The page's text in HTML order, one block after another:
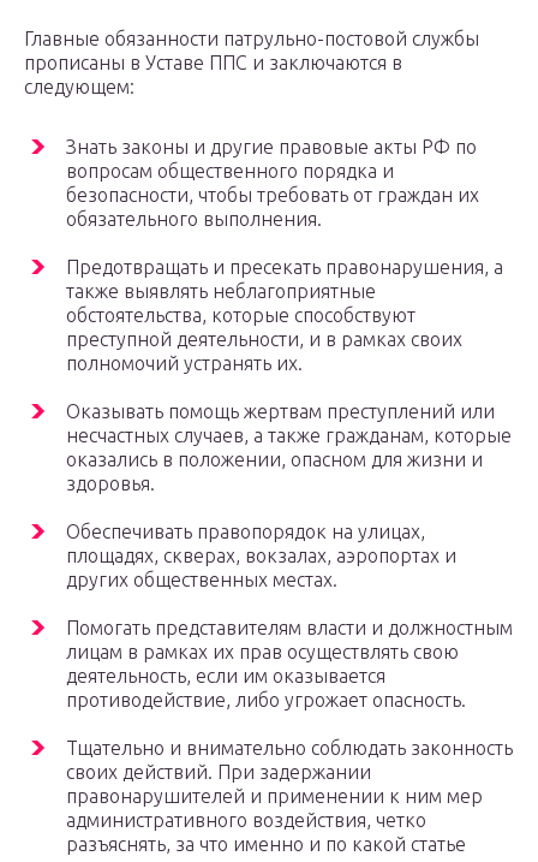
Главные обязанности патрульно-постовой службы
прописаны в Уставе ППС и заключаются в
следующем:
Знать законы и другие правовые акты РФ по
вопросам общественного порядка и
безопасности, чтобы требовать от граждан их
обязательного выполнения.
Предотвращать и пресекать правонарушения, а
также выявлять неблагоприятные
обстоятельства, которые способствуют
преступной деятельности, и в рамках своих
полномочий устранять их.
Оказывать помощь жертвам преступлений или
несчастных случаев, а также гражданам, которые
оказались в положении, опасном для жизни и
здоровья.
Обеспечивать правопорядок на улицах,
площадях, скверах, вокзалах, аэропортах и
других общественных местах.
Помогать представителям власти и должностным
лицам в рамках их прав осуществлять свою
деятельность, если им оказывается
противодействие, либо угрожает опасность.
Тщательно и внимательно соблюдать законность
своих действий. При задержании
правонарушителей и применении к ним мер
административного воздействия, четко
разъяснять, за что именно и по какой статье